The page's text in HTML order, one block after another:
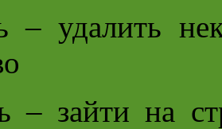
– удалить
– зайти на